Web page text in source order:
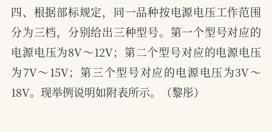
四、根据部标规定，同一品种按电源电压工作范围
分为三档，分别给出三种型号。第一个型号对应的
电源电压为8V～12V；第二个型号对应的电源电压
为7V～15V；第三个型号对应的电源电压为3V～
18V。现举例说明如附表所示。（黎彤）